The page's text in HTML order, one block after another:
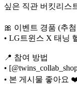
싶은 직관 버킷리스
🎀 이벤트 경품 (추
• LG트윈스 X 태닝
📍 참여 방법
•
• 본 게시물 좋아요